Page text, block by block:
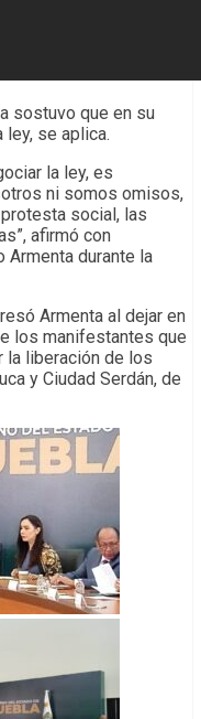
sostuvo que en su
se aplica.
la ley, es
ni somos omisos,
social, las
afirmó con
Armenta durante la
Armenta al dejar en
los manifestantes que
la liberación de los
y Ciudad Serdán, de